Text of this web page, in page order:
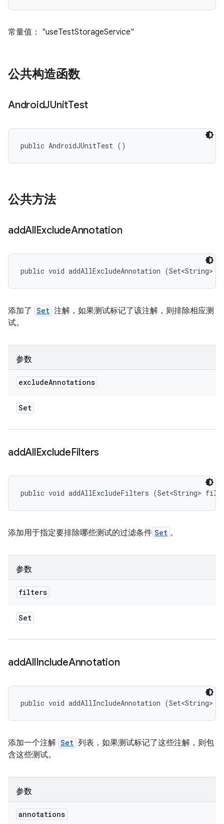
常量值： "useTestStorageService"
公共构造函数
AndroidJUnitTest
public AndroidJUnitTest ()
公共方法
addAllExcludeAnnotation
public void addAllExcludeAnnotation (Set<String>
添加了 Set 注解，如果测试标记了该注解，则排除相应测
试。
参数
excludeAnnotations
Set
addAllExcludeFilters
public void addAllExcludeFilters (Set<String>
添加用于指定要排除哪些测试的过滤条件 Set 。
参数
filters
Set
addAllIncludeAnnotation
public void addAllIncludeAnnotation (Set<String>
添加一个注解 Set 列表，如果测试标记了这些注解，则包
含这些测试。
参数
annotations